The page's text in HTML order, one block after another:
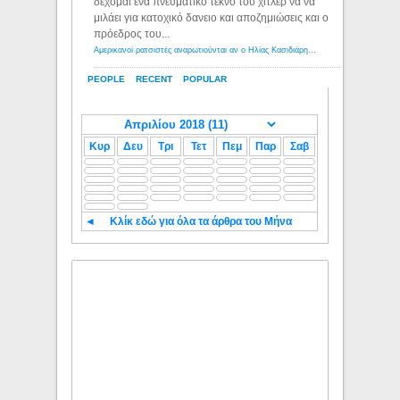
PEOPLE RECENT POPULAR
μιλάει για κατοχικό δανειο και αποζημιώσεις και ο
πρόεδρος του...
Αμερικανοί ρατσιστές αναρωτιούνται αν ο Ηλίας Κασιδιάρης ανήκει στη λευκή φυλή... - Λόγιος Ερμής
Κυρ Δευ Τρι Τετ Πεμ Παρ Σαβ
◄ Κλίκ εδώ για όλα τα άρθρα του Μήνα